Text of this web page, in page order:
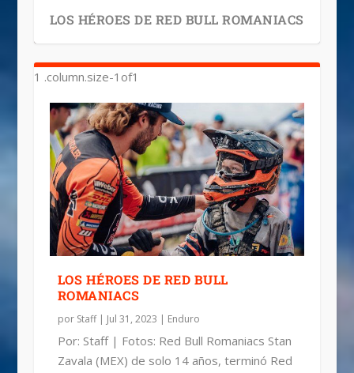
LOS HÉROES DE RED BULL ROMANIACS
LOS HÉROES DE RED BULL
ROMANIACS
por Staff| Jul 31, 2023 | Enduro
Por: Staff | Fotos: Red Bull Romaniacs Stan
Zavala (MEX) de solo 14 años, terminó Red